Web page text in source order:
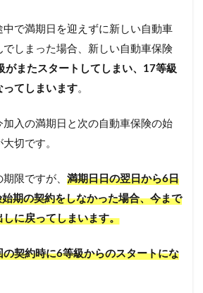
中で満期日を迎えずに新しい自動車
しまった場合、新しい自動車保険
がまたスタートしてしまい、17等級
ってしまいます。
加入の満期日と次の自動車保険の始
切です。
限ですが、 満期日日の翌日から6日
期の契約をしなかった場合、今まで
に戻ってしまいます。
契約時に6等級からのスタートにな